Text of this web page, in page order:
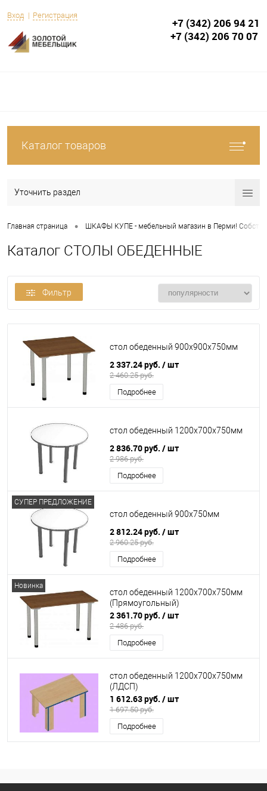
Вход Регистрация
+7 (342) 206 94 21
+7 (342) 206 70 07
Каталог товаров
Уточнить раздел
Главная страница • ШКАФЫ КУПЕ - мебельный магазин в Перми!
Каталог СТОЛЫ ОБЕДЕННЫЕ
Фильтр
стол обеденный 900х900х750мм
2 337.24 руб. / шт
2 460.25 руб.
Подробнее
стол обеденный 1200х700х750мм
2 836.70 руб. / шт
2 986 руб.
Подробнее
СУПЕР ПРЕДЛОЖЕНИЕ
стол обеденный 900х750мм
2 812.24 руб. / шт
2 960.25 руб.
Подробнее
Новинка
стол обеденный 1200х700х750мм
(Прямоугольный)
2 361.70 руб. / шт
2 486 руб.
Подробнее
стол обеденный 1200х700х750мм
(ЛДСП)
1 612.63 руб. / шт
1 697.50 руб.
Подробнее